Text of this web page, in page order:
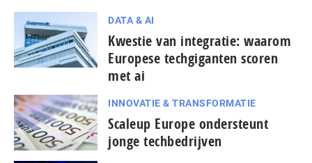
DATA & AI
Kwestie van integratie: waarom
Europese techgiganten scoren
met ai
INNOVATIE & TRANSFORMATIE
Scaleup Europe ondersteunt
jonge techbedrijven